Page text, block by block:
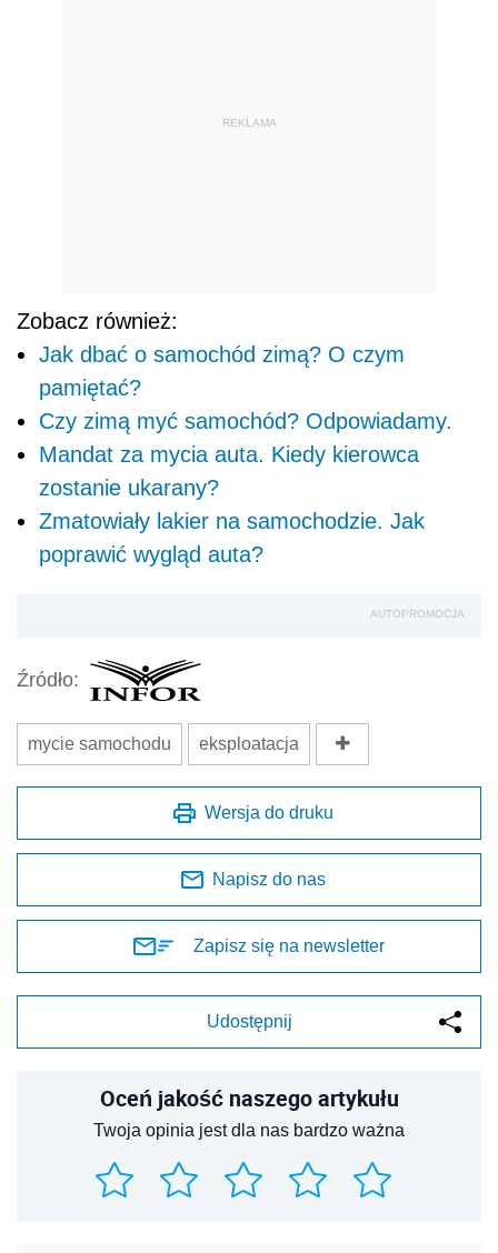
REKLAMA
Zobacz również:
Jak dbać o samochód zimą? O czym
pamiętać?
Czy zimą myć samochód? Odpowiadamy.
Mandat za mycia auta. Kiedy kierowca
zostanie ukarany?
Zmatowiały lakier na samochodzie. Jak
poprawić wygląd auta?
AUTOPROMOCJA
Źródło:
mycie samochodu eksploatacja
Wersja do druku
Napisz do nas
Zapisz się na newsletter
Udostępnij
Oceń jakość naszego artykułu
Twoja opinia jest dla nas bardzo ważna